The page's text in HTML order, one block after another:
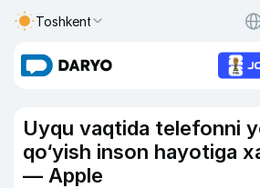
Toshkent
Uyqu vaqtida telefonni
qo‘yish inson hayotiga
— Apple